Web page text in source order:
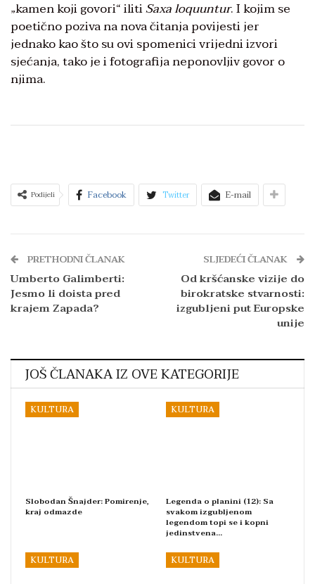
„kamen koji govori“ ilitiSaxa lo­quuntur. I kojim se
poetično poziva na nova čitanja povijesti jer
jednako kao što su ovi spomenici vrijedni izvori
sjećanja, tako je i fotografija neponovljiv govor o
njima.
Podijeli Facebook Twitter E-mail
PRETHODNI ČLANAK
Umberto Galimberti:
Jesmo li doista pred
krajem Zapada?
SLJEDEĆI ČLANAK
Od kršćanske vizije do
birokratske stvarnosti:
izgubljeni put Europske
unije
JOŠ ČLANAKA IZ OVE KATEGORIJE
KULTURA
Slobodan Šnajder: Pomirenje,
kraj odmazde
KULTURA
Legenda o planini (12): Sa
svakom izgubljenom
legendom topi se i kopni
jedinstvena…
KULTURA KULTURA